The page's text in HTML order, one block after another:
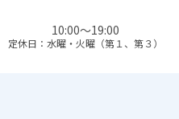
10:00～19:00
定休日：水曜・火曜（第１、第３）